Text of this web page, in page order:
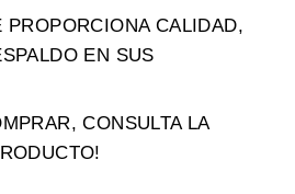
PROPORCIONA CALIDAD,
EN SUS
CONSULTA LA